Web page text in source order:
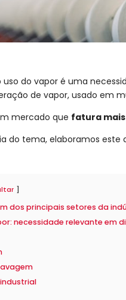
uso do vapor é uma
de vapor, usado em
mercado que fatura mais
do tema, elaboramos este
dos principais setores da
necessidade relevante em